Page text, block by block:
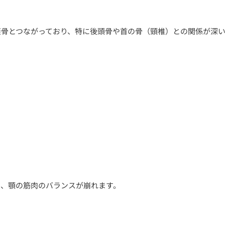
とつながっており、特に後頭骨や首の骨（頸椎）との関係が深い
顎の筋肉のバランスが崩れます。